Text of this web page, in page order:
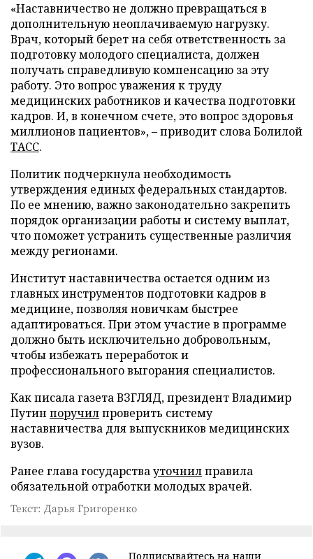
«Наставничество не должно превращаться в
дополнительную неоплачиваемую нагрузку.
Врач, который берет на себя ответственность за
подготовку молодого специалиста, должен
получать справедливую компенсацию за эту
работу. Это вопрос уважения к труду
медицинских работников и качества подготовки
кадров. И, в конечном счете, это вопрос здоровья
миллионов пациентов», – приводит слова Болилой
ТАСС.
Политик подчеркнула необходимость
утверждения единых федеральных стандартов.
По ее мнению, важно законодательно закрепить
порядок организации работы и систему выплат,
что поможет устранить существенные различия
между регионами.
Институт наставничества остается одним из
главных инструментов подготовки кадров в
медицине, позволяя новичкам быстрее
адаптироваться. При этом участие в программе
должно быть исключительно добровольным,
чтобы избежать переработок и
профессионального выгорания специалистов.
Как писала газета ВЗГЛЯД, президент Владимир
Путин поручилпроверить систему
наставничества для выпускников медицинских
вузов.
Ранее глава государствауточнилправила
обязательной отработки молодых врачей.
Текст: Дарья Григоренко
Подписывайтесь на наши